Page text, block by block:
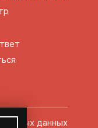
данных